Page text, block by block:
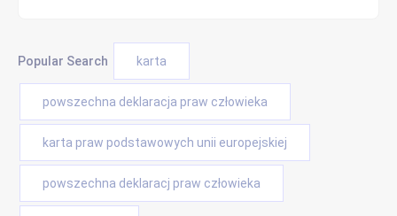
Popular Search karta
powszechna deklaracja praw człowieka
karta praw podstawowych unii europejskiej
powszechna deklaracj praw człowieka